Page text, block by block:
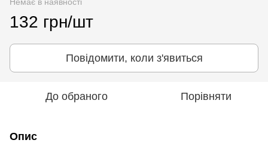
132 грн/шт
Повідомити, коли з'явиться
До обраного Порівняти
Опис